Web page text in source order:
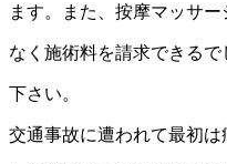
ます。また、按摩マッサ
なく施術料を請求できる
下さい。
交通事故に遭われて最初